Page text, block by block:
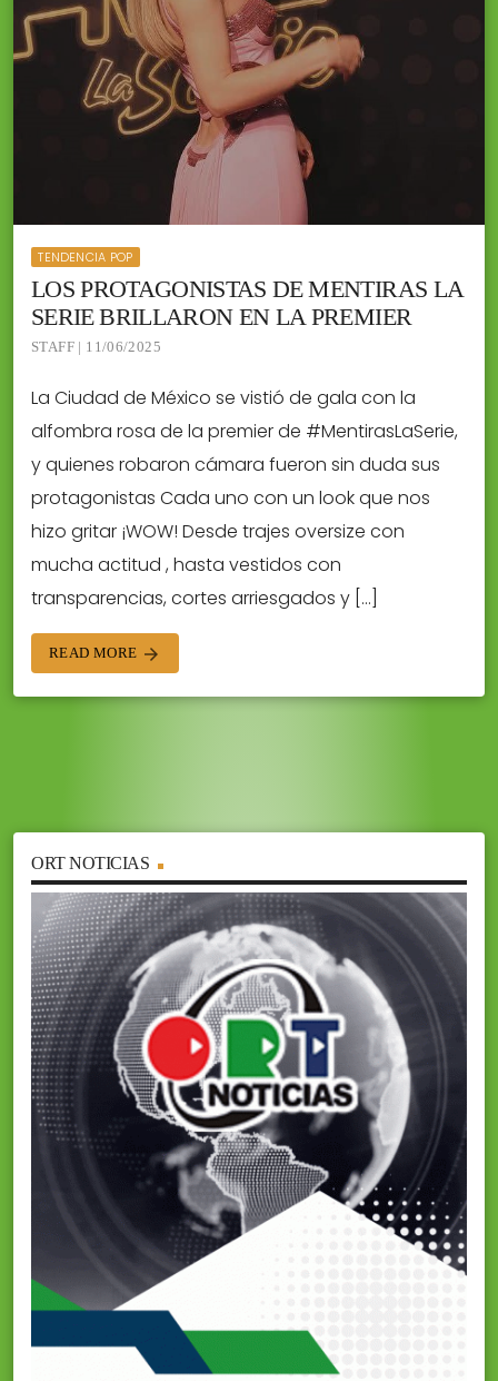
TENDENCIA POP
LOS PROTAGONISTAS DE MENTIRAS LA
SERIE BRILLARON EN LA PREMIER
STAFF | 11/06/2025
La Ciudad de México se vistió de gala con la
alfombra rosa de la premier de #MentirasLaSerie,
y quienes robaron cámara fueron sin duda sus
protagonistas Cada uno con un look que nos
hizo gritar ¡WOW! Desde trajes oversize con
mucha actitud , hasta vestidos con
transparencias, cortes arriesgados y […]
READ MORE arrow_forward
ORT NOTICIAS